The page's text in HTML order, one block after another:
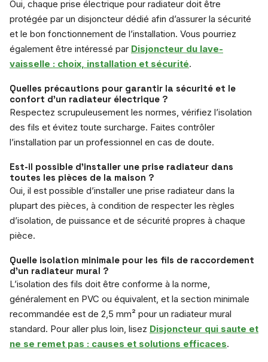
Oui, chaque prise électrique pour radiateur doit être
protégée par un disjoncteur dédié afin d’assurer la sécurité
et le bon fonctionnement de l’installation. Vous pourriez
également être intéressé par Disjoncteur du lave-
vaisselle : choix, installation et sécurité.
Quelles précautions pour garantir la sécurité et le
confort d’un radiateur électrique ?
Respectez scrupuleusement les normes, vérifiez l’isolation
des fils et évitez toute surcharge. Faites contrôler
l’installation par un professionnel en cas de doute.
Est-il possible d’installer une prise radiateur dans
toutes les pièces de la maison ?
Oui, il est possible d’installer une prise radiateur dans la
plupart des pièces, à condition de respecter les règles
d’isolation, de puissance et de sécurité propres à chaque
pièce.
Quelle isolation minimale pour les fils de raccordement
d’un radiateur mural ?
L’isolation des fils doit être conforme à la norme,
généralement en PVC ou équivalent, et la section minimale
recommandée est de 2,5 mm² pour un radiateur mural
standard. Pour aller plus loin, lisez Disjoncteur qui saute et
ne se remet pas : causes et solutions efficaces.